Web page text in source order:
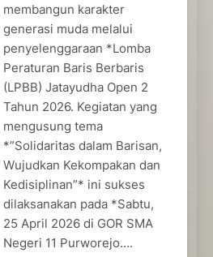
membangun karakter
generasi muda melalui
penyelenggaraan *Lomba
Peraturan Baris Berbaris
(LPBB) Jatayudha Open 2
Tahun 2026. Kegiatan yang
mengusung tema
*”Solidaritas dalam Barisan,
Wujudkan Kekompakan dan
Kedisiplinan”* ini sukses
dilaksanakan pada *Sabtu,
25 April 2026 di GOR SMA
Negeri 11 Purworejo….